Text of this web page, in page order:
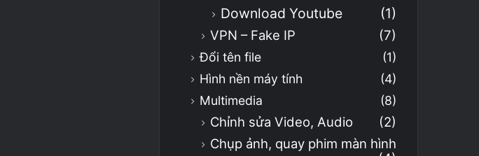
Download Youtube (1)
VPN – Fake IP (7)
Đổi tên file
(1)
Hình nền máy tính
(4)
Multimedia
(8)
Chỉnh sửa Video, Audio
(2)
Chụp ảnh, quay phim màn hình